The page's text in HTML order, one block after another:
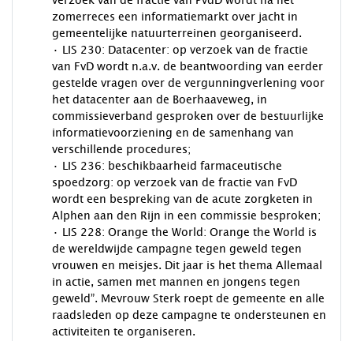
zomerreces een informatiemarkt over jacht in
gemeentelijke natuurterreinen georganiseerd.
· LIS 230: Datacenter: op verzoek van de fractie
van FvD wordt n.a.v. de beantwoording van eerder
gestelde vragen over de vergunningverlening voor
het datacenter aan de Boerhaaveweg, in
commissieverband gesproken over de bestuurlijke
informatievoorziening en de samenhang van
verschillende procedures;
· LIS 236: beschikbaarheid farmaceutische
spoedzorg: op verzoek van de fractie van FvD
wordt een bespreking van de acute zorgketen in
Alphen aan den Rijn in een commissie besproken;
· LIS 228: Orange the World: Orange the World is
de wereldwijde campagne tegen geweld tegen
vrouwen en meisjes. Dit jaar is het thema Allemaal
in actie, samen met mannen en jongens tegen
geweld”. Mevrouw Sterk roept de gemeente en alle
raadsleden op deze campagne te ondersteunen en
activiteiten te organiseren.